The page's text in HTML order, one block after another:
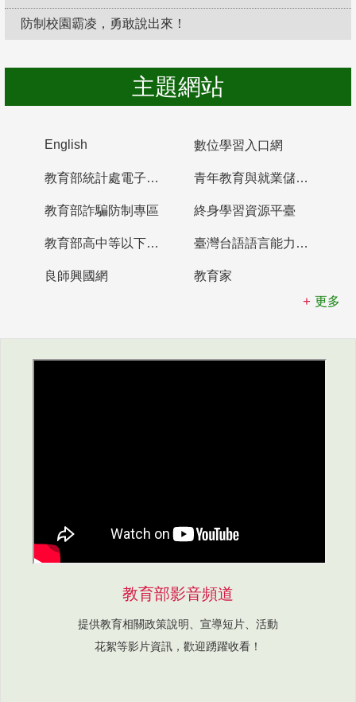
防制校園霸凌，勇敢說出來！
主題網站
English 數位學習入口網
教育部統計處電子書櫃 青年教育與就業儲蓄帳戶
教育部詐騙防制專區 終身學習資源平臺
教育部高中等以下學校及幼兒園教師資格檢定考試 臺灣台語語言能力認證網站
良師興國網
教育家
更多
教育部影音頻道
提供教育相關政策說明、宣導短片、活動
花絮等影片資訊，歡迎踴躍收看！